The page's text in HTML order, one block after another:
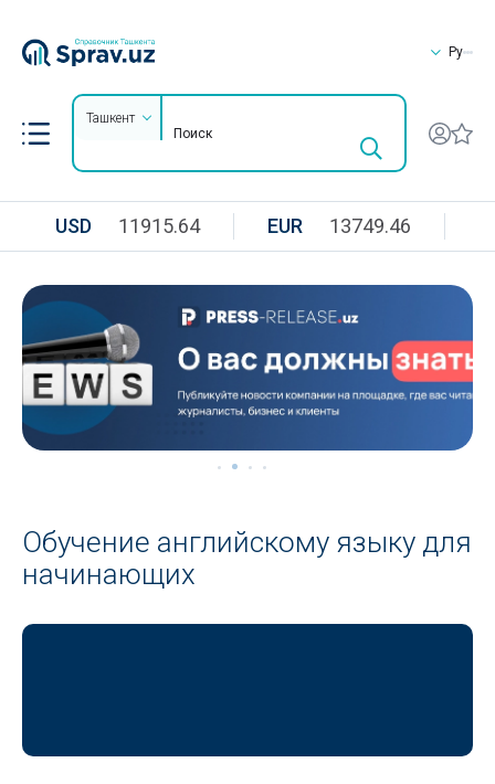
Ру
Ташкент
USD 11915.64 EUR 13749.46
Обучение английскому языку для
начинающих